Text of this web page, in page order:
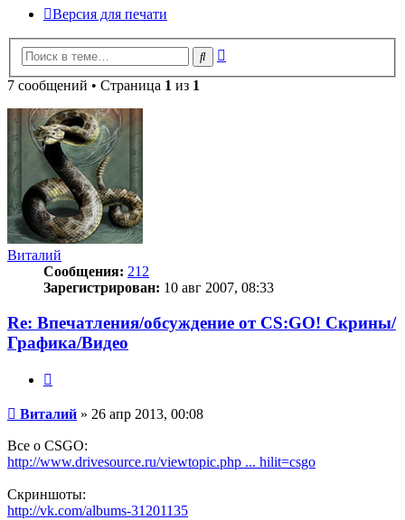
Версия для печати
Поиск
7 сообщений • Страница 1 из 1
Виталий
Сообщения: 212
Зарегистрирован: 10 авг 2007, 08:33
Re: Впечатления/обсуждение от CS:GO! Скрины/
Графика/Видео
Сообщение
Виталий » 26 апр 2013, 00:08
Все о CSGO:
http://www.drivesource.ru/viewtopic.php ... hilit=csgo
Скриншоты:
http://vk.com/albums-31201135